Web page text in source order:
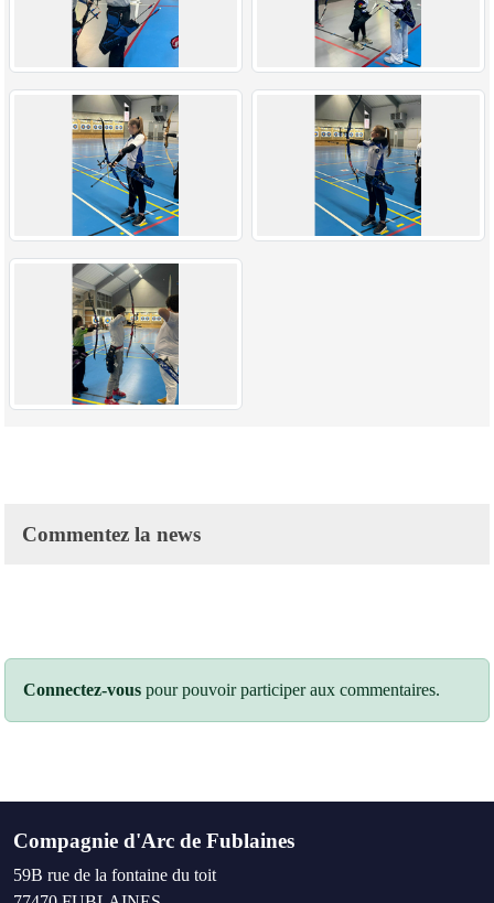
Commentez la news
Connectez-vous pour pouvoir participer aux commentaires.
Compagnie d'Arc de Fublaines
59B rue de la fontaine du toit